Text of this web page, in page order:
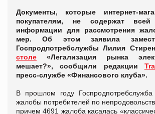
Документы, которые интернет-
покупателям, не содержат всей
информации для рассмотрения
мер. Об этом заявила
Госпродпотребслужбы Лилия
столе «Легализация рынка
мешает?», сообщили редакции
пресс-службе «Финансового клуба».
В прошлом году
жалобы потребителей по
причем 4691 жалоба касалась